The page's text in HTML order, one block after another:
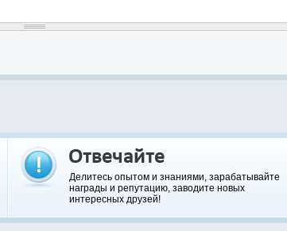
Делитесь опытом и знаниями, зарабатывайте
награды и репутацию, заводите новых
интересных друзей!